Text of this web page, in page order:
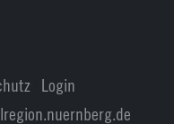
Login